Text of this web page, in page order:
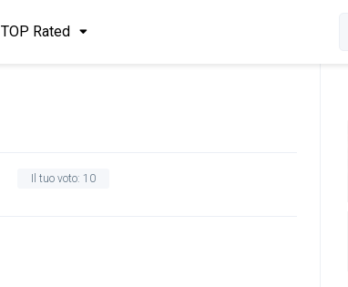
TOP Rated
Il tuo voto: 10